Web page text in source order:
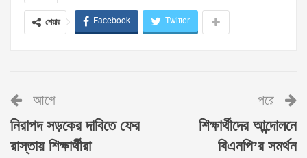
শেয়ার Facebook Twitter
আগে
নিরাপদ সড়কের দাবিতে ফের
রাস্তায় শিক্ষার্থীরা
পরে
শিক্ষার্থীদের আন্দোলনে
বিএনপি’র সমর্থন